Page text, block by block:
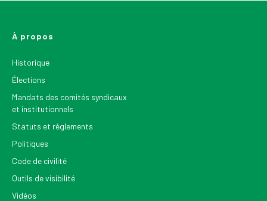
À propos
Historique
Élections
Mandats des comités syndicaux
et institutionnels
Statuts et règlements
Politiques
Code de civilité
Outils de visibilité
Vidéos